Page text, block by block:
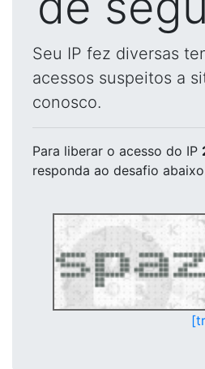
Seu IP fez diversas
acessos suspeitos a
conosco.
Para liberar o acesso do IP
responda ao desafio